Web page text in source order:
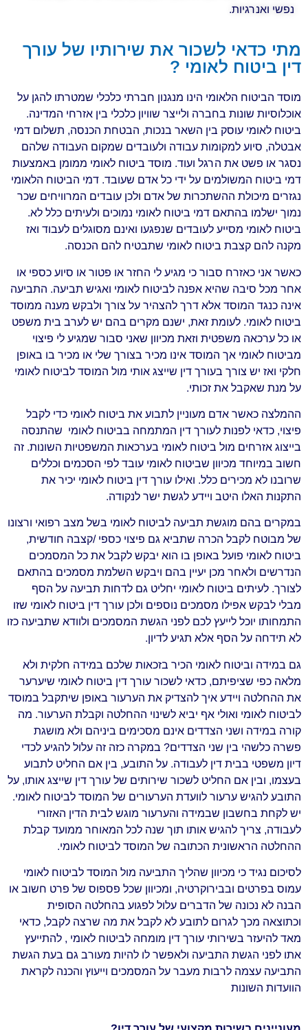
נפשי ואנרגיות.
מתי כדאי לשכור את שירותיו של עורך
דין ביטוח לאומי ?
מוסד הביטוח הלאומי הינו מנגנון חברתי כלכלי שמטרתו להגן על
אוכלוסיות שונות בחברה ולייצר שוויון כלכלי בין אזרחי המדינה.
ביטוח לאומי עוסק בין השאר בנכות, הבטחת הכנסה, תשלום דמי
אבטלה, סיוע למקומות עבודה ולעובדים שמקום העבודה שלהם
נסגר או פשט את הרגל ועוד. מוסד ביטוח לאומי ממומן באמצעות
דמי ביטוח המשולמים על ידי כל אדם שעובד. דמי הביטוח הלאומי
נגזרים מיכולת ההשתכרות של אדם ולכן עובדים המרוויחים שכר
נמוך ישלמו בהתאם דמי ביטוח לאומי נמוכים ולעיתים כלל לא.
ביטוח לאומי מסייע לעובדים שנפגעו ואינם מסוגלים לעבוד ואז
מקנה להם קצבת ביטוח לאומי שתבטיח להם הכנסה.
כאשר אני כאזרח סבור כי מגיע לי החזר או פטור או סיוע כספי או
אחר מכל סיבה שהיא אפנה לביטוח לאומי ואגיש תביעה. התביעה
אינה כנגד המוסד אלא דרך להצהיר על צורך ולבקש מענה ממוסד
ביטוח לאומי. לעומת זאת, ישנם מקרים בהם יש לערב בית משפט
או כל ערכאה משפטית וזאת מכיוון שאני סבור שמגיע לי פיצוי
מביטוח לאומי אך המוסד אינו מכיר בצורך שלי או מכיר בו באופן
חלקי ואז יש צורך בעורך דין שייצג אותי מול המוסד לביטוח לאומי
על מנת שאקבל את זכותי.
ההמלצה כאשר אדם מעוניין לתבוע את ביטוח לאומי כדי לקבל
פיצוי, כדאי לפנות לעורך דין המתמחה בביטוח לאומי שהתנסה
בייצוג אזרחים מול ביטוח לאומי בערכאות המשפטיות השונות. זה
חשוב במיוחד מכיוון שביטוח לאומי עובד לפי הסכמים וכללים
שרובנו לא מכירים כלל. ואילו עורך דין ביטוח לאומי יכיר את
התקנות האלו היטב ויידע לגשת ישר לנקודה.
במקרים בהם מוגשת תביעה לביטוח לאומי בשל מצב רפואי ורצונו
של מבוטח לקבל הכרה שתביא גם פיצוי כספי /קצבה חודשית,
ביטוח לאומי פועל באופן בו הוא יבקש לקבל את כל המסמכים
הנדרשים ולאחר מכן יעיין בהם ויבקש השלמת מסמכים בהתאם
לצורך. לעיתים ביטוח לאומי יחליט גם לדחות תביעה על הסף
מבלי לבקש אפילו מסמכים נוספים ולכן עורך דין ביטוח לאומי שזו
התמחותו יוכל לייעץ לכם לפני הגשת המסמכים ולוודא שתביעה כזו
לא תידחה על הסף אלא תגיע לדיון.
גם במידה וביטוח לאומי הכיר בזכאות שלכם במידה חלקית ולא
מלאה כפי שציפיתם, כדאי לשכור עורך דין ביטוח לאומי שיערער
את ההחלטה ויידע איך להצדיק את הערעור באופן שיתקבל במוסד
לביטוח לאומי ואולי אף יביא לשינוי ההחלטה וקבלת הערעור. מה
קורה במידה ושני הצדדים אינם מסכימים ביניהם ולא מושגת
פשרה כלשהי בין שני הצדדים? במקרה כזה זה עלול להגיע לכדי
דיון משפטי בבית דין לעבודה. על התובע, בין אם החליט לתבוע
בעצמו, ובין אם החליט לשכור שירותים של עורך דין שייצג אותו, על
התובע להגיש ערעור לוועדת הערעורים של המוסד לביטוח לאומי.
יש לקחת בחשבון שבמידה והערעור מוגש לבית הדין האזורי
לעבודה, צריך להגיש אותו תוך שנה לכל המאוחר ממועד קבלת
ההחלטה הראשונית הכתובה של המוסד לביטוח לאומי.
לסיכום נגיד כי מכיוון שהליך התביעה מול המוסד לביטוח לאומי
עמוס בפרטים ובבירוקרטיה, ומכיוון שכל פספוס של פרט חשוב או
הבנה לא נכונה של הדברים עלול לפגוע בהחלטה הסופית
וכתוצאה מכך לגרום לתובע לא לקבל את מה שרצה לקבל, כדאי
מאד להיעזר בשירותי עורך דין מומחה לביטוח לאומי , להתייעץ
אתו לפני הגשת התביעה ולאפשר לו להיות מעורב גם בעת הגשת
התביעה עצמה לרבות מעבר על המסמכים וייעוץ והכנה לקראת
הוועדות השונות